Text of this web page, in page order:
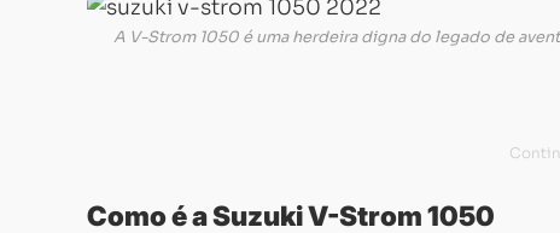
A V-Strom 1050 é uma herdeira digna do legado de
Como é a Suzuki V-Strom 1050